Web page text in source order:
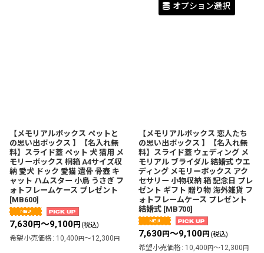
オプション選択
【メモリアルボックス ペットと
の思い出ボックス 】【名入れ無
料】スライド蓋 ペット 犬 猫用 メ
モリーボックス 桐箱 A4サイズ収
納 愛犬 ドック 愛猫 遺骨 骨壺 キ
ャット ハムスター 小鳥 うさぎ フ
ォトフレームケース プレゼント
[MB600]
7,630円～9,100円 (税込)
希望小売価格 : 10,400 円～12,300 円
【メモリアルボックス 恋人たち
の思い出ボックス 】【名入れ無
料】スライド蓋 ウェディング メ
モリアル ブライダル 結婚式 ウエ
ディング メモリーボックス アク
セサリー 小物収納 箱 記念日 プレ
ゼント ギフト 贈り物 海外雑貨 フ
ォトフレームケース プレゼント
結婚式 [MB700]
7,630円～9,100円 (税込)
希望小売価格 : 10,400 円～12,300 円